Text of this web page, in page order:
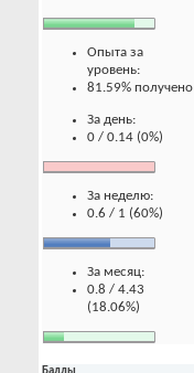
Опыта за
уровень:
81.59% получено
За день:
0 / 0.14 (0%)
За неделю:
0.6 / 1 (60%)
За месяц:
0.8 / 4.43
(18.06%)